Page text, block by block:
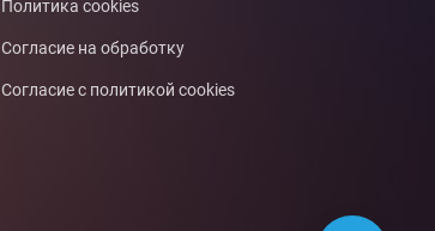
Политика cookies
Согласие на обработку
Согласие с политикой cookies